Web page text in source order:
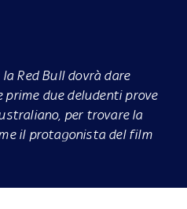
la Red Bull dovrà dare
due deludenti prove
per trovare la
il protagonista del film